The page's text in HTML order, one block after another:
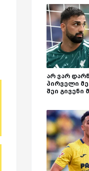
არ ვარ
პირველი
შეი გივენი